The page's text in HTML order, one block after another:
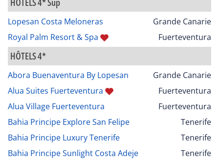
Lopesan Costa Meloneras
Grande Canarie
Royal Palm Resort & Spa
Fuerteventura
HÔTELS 4*
Abora Buenaventura By Lopesan
Grande Canarie
Alua Suites Fuerteventura
Fuerteventura
Alua Village Fuerteventura
Fuerteventura
Bahia Principe Explore San Felipe
Tenerife
Bahia Principe Luxury Tenerife
Tenerife
Bahia Principe Sunlight Costa Adeje
Tenerife